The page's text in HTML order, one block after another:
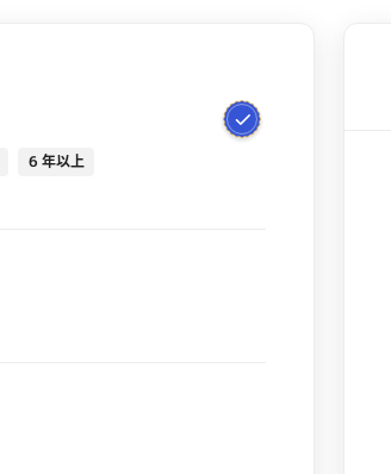
6 年以上